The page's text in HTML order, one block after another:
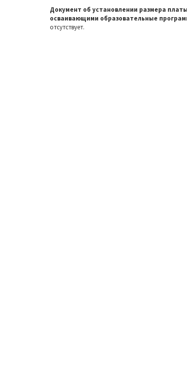
Документ об установлении размера
осваивающими образовательные
отсутствует.